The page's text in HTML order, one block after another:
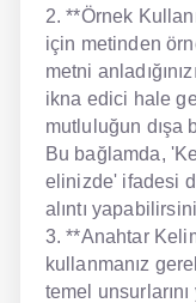
2. **Örnek
için metinden
metni
ikna edici hale
mutluluğun dışa
Bu bağlamda,
elinizde' ifadesi
alıntı
3. **Anahtar
kullanmanız
temel unsurlarını